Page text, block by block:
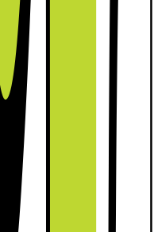
vid
2026!
vattentätt och
som möter aktuella
1017937) och